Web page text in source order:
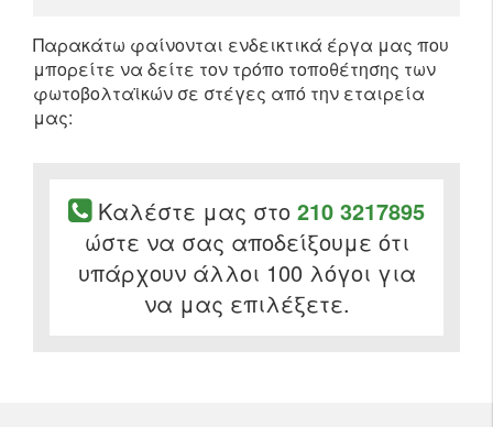
Παρακάτω φαίνονται ενδεικτικά έργα μας που
μπορείτε να δείτε τον τρόπο τοποθέτησης των
φωτοβολταϊκών σε στέγες από την εταιρεία
μας:
Καλέστε μας στο 210 3217895
ώστε να σας αποδείξουμε ότι
υπάρχουν άλλοι 100 λόγοι για
να μας επιλέξετε.